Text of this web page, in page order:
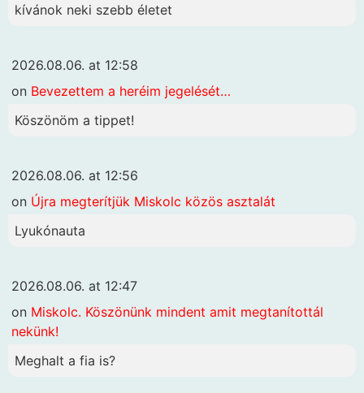
kívánok neki szebb életet
2026.08.06. at 12:58
on Bevezettem a heréim jegelését…
Köszönöm a tippet!
2026.08.06. at 12:56
on Újra megterítjük Miskolc közös asztalát
Lyukónauta
2026.08.06. at 12:47
on Miskolc. Köszönünk mindent amit megtanítottál
nekünk!
Meghalt a fia is?